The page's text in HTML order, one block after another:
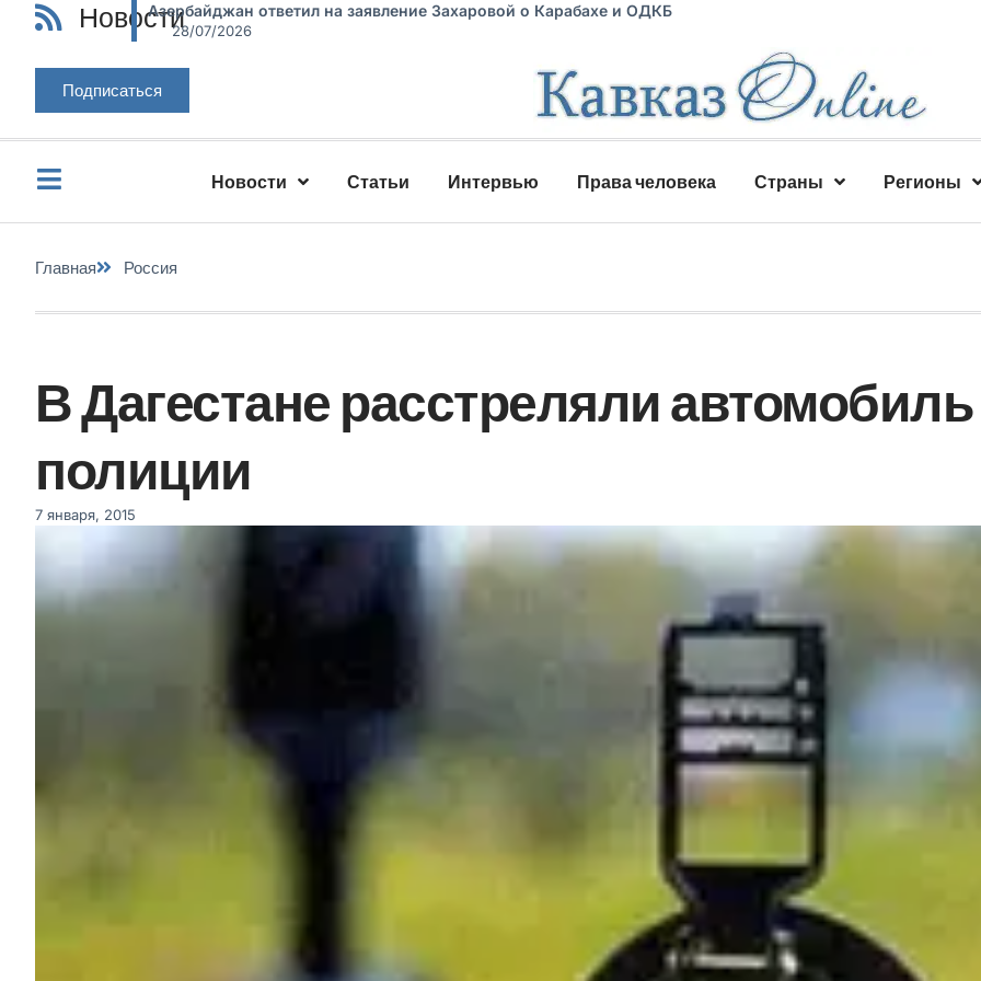
НовостиАзербайджан ответил на заявление Захаровой о Карабахе и ОДКБ
28/07/2026
Подписаться
Новости Статьи Интервью Права человека Страны Регионы
Главная Россия
В Дагестане расстреляли автомобиль
полиции
7 января, 2015